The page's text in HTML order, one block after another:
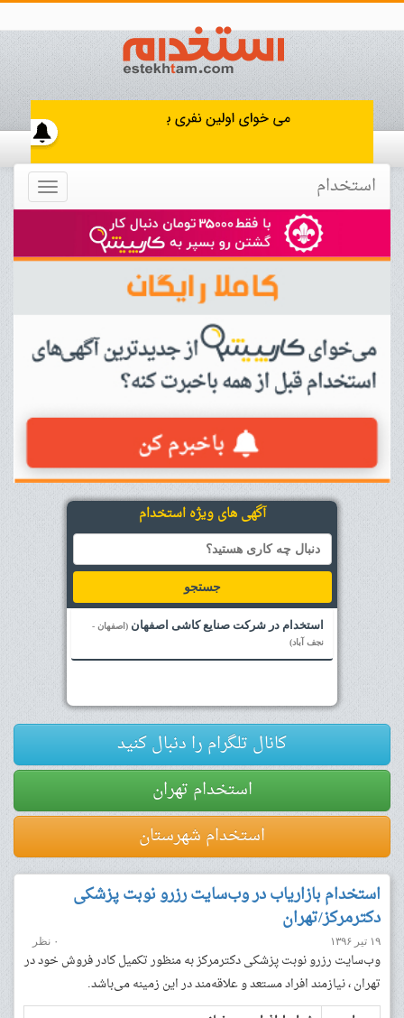
Toggle استخدام
آگهی های ویژه استخدام
جستجو
استخدام در شرکت صنایع کاشی اصفهان (اصفهان -
نجف آباد)
کانال تلگرام را دنبال کنید
استخدام تهران
استخدام شهرستان
استخدام بازاریاب در وب‌سایت رزرو نوبت پزشکی
دکترمرکز/تهران
۱۹ تیر ۱۳۹۶ ۰ نظر
وب‌سایت رزرو نوبت پزشکی دکترمرکز به منظور تکمیل کادر فروش خود در
تهران ، نیازمند افراد مستعد و علاقه‌مند در این زمینه می‌باشد.